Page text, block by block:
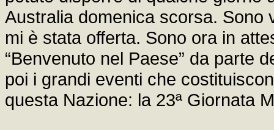
Australia domenica scorsa. Sono
mi è stata offerta. Sono ora in
“Benvenuto nel Paese” da parte
poi i grandi eventi che
questa Nazione: la 23ª Giornata